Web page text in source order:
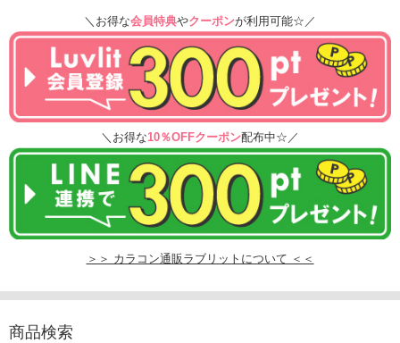
＼お得な会員特典やクーポンが利用可能☆／
＼お得な10％OFFクーポン配布中☆／
＞＞ カラコン通販ラブリットについて ＜＜
商品検索